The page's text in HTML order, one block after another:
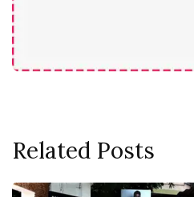
Related Posts